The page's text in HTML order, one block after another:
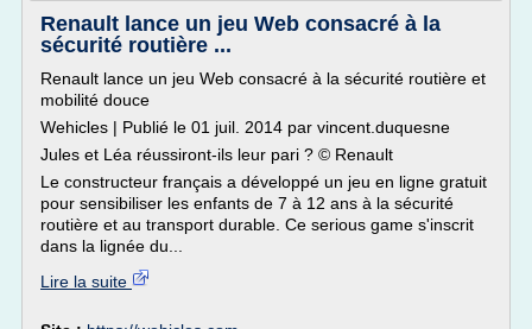
Renault lance un jeu Web consacré à la
sécurité routière ...
Renault lance un jeu Web consacré à la sécurité routière et
mobilité douce
Wehicles | Publié le 01 juil. 2014 par vincent.duquesne
Jules et Léa réussiront-ils leur pari ? © Renault
Le constructeur français a développé un jeu en ligne gratuit
pour sensibiliser les enfants de 7 à 12 ans à la sécurité
routière et au transport durable. Ce serious game s'inscrit
dans la lignée du...
Lire la suite